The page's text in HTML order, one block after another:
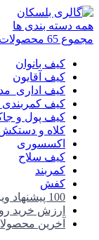
همه دسته بندی ها
مجموع 65 محصولات
کیف بانوان
کیف آقایون
کیف
کیف
کیف پول و
کلاه و
اکسسوری
کیف سلاح
کمربند
کفش
100 پیشنهاد ویژه
ارزش خرید
آخرین